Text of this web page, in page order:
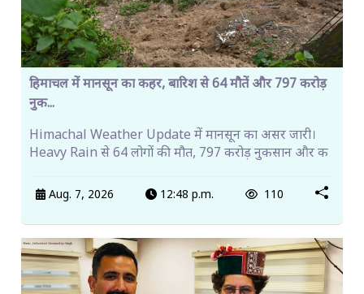
हिमाचल में मानसून का कहर, बारिश से 64 मौतें और 797 करोड़
नुक...
Himachal Weather Update में मानसून का असर जारी।
Heavy Rain से 64 लोगों की मौत, 797 करोड़ नुकसान और क
Aug. 7, 2026 12:48 p.m. 110